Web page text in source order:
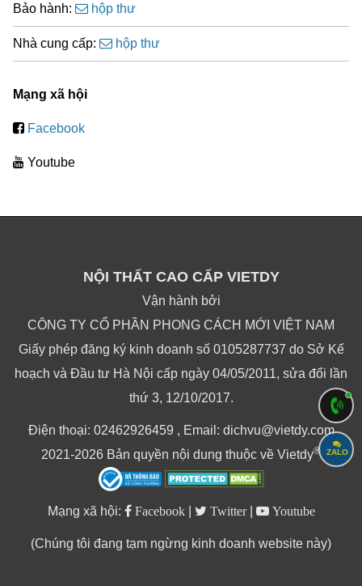
Bảo hành: hộp thư
Nhà cung cấp: hộp thư
Mạng xã hội
Facebook
Youtube
NỘI THẤT CAO CẤP VIETDY
Vận hành bởi
CÔNG TY CỔ PHẦN PHONG CÁCH MỚI VIỆT NAM
Giấy phép đăng ký kinh doanh số 0105287737 do Sở Kế
hoạch và Đầu tư Hà Nội cấp ngày 04/05/2011, sửa đổi lần
thứ 3, 12/10/2017.
Điện thoại: 02462926459 , Email: dichvu@vietdy.com
2021-2026 Bản quyền nội dung thuộc về Vietdy®
Mạng xã hội: Facebook Twitter Youtube
(Chúng tôi đang tạm ngừng kinh doanh website này)
ZALO